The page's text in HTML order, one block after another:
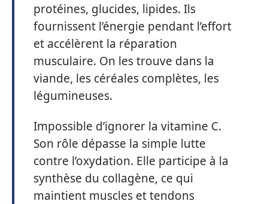
protéines, glucides, lipides. Ils
fournissent l’énergie pendant l’effort
et accélèrent la réparation
musculaire. On les trouve dans la
viande, les céréales complètes, les
légumineuses.
Impossible d’ignorer la vitamine C.
Son rôle dépasse la simple lutte
contre l’oxydation. Elle participe à la
synthèse du collagène, ce qui
maintient muscles et tendons